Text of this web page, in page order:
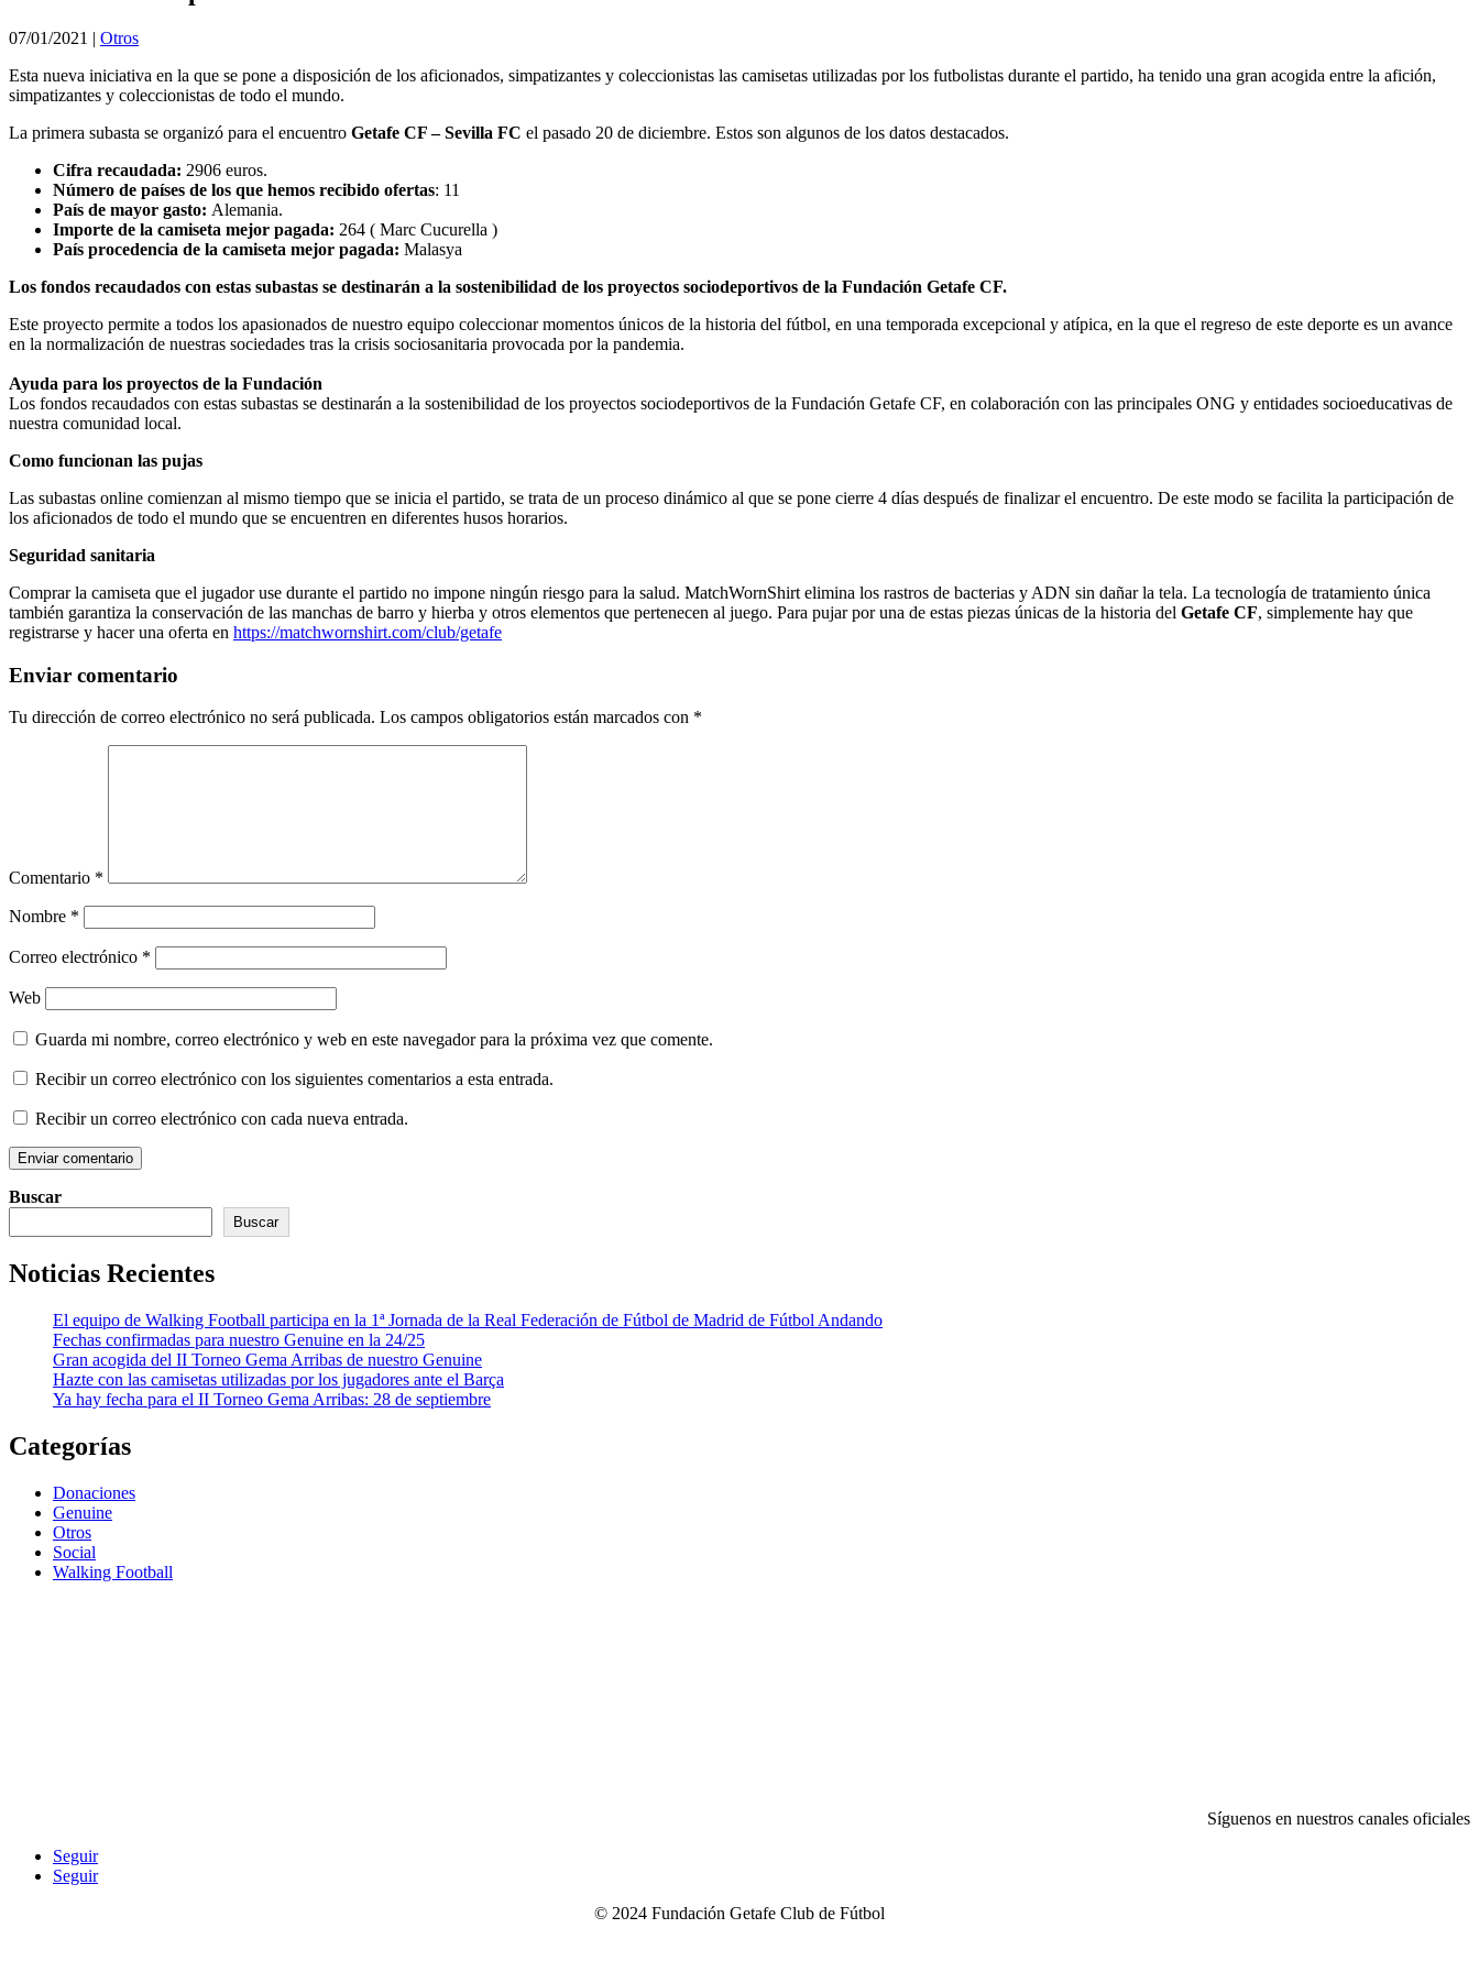
07/01/2021 | Otros
Esta nueva iniciativa en la que se pone a disposición de los aficionados, simpatizantes y coleccionistas las camisetas utilizadas por los futbolistas durante el partido, ha tenido una gran acogida entre la afición,
simpatizantes y coleccionistas de todo el mundo.
La primera subasta se organizó para el encuentro Getafe CF – Sevilla FC el pasado 20 de diciembre. Estos son algunos de los datos destacados.
Cifra recaudada: 2906 euros.
Número de países de los que hemos recibido ofertas: 11
País de mayor gasto: Alemania.
Importe de la camiseta mejor pagada: 264 ( Marc Cucurella )
País procedencia de la camiseta mejor pagada: Malasya
Los fondos recaudados con estas subastas se destinarán a la sostenibilidad de los proyectos sociodeportivos de la Fundación Getafe CF.
Este proyecto permite a todos los apasionados de nuestro equipo coleccionar momentos únicos de la historia del fútbol, en una temporada excepcional y atípica, en la que el regreso de este deporte es un avance
en la normalización de nuestras sociedades tras la crisis sociosanitaria provocada por la pandemia.
Ayuda para los proyectos de la Fundación
Los fondos recaudados con estas subastas se destinarán a la sostenibilidad de los proyectos sociodeportivos de la Fundación Getafe CF, en colaboración con las principales ONG y entidades socioeducativas de
nuestra comunidad local.
Como funcionan las pujas
Las subastas online comienzan al mismo tiempo que se inicia el partido, se trata de un proceso dinámico al que se pone cierre 4 días después de finalizar el encuentro. De este modo se facilita la participación de
los aficionados de todo el mundo que se encuentren en diferentes husos horarios.
Seguridad sanitaria
Comprar la camiseta que el jugador use durante el partido no impone ningún riesgo para la salud. MatchWornShirt elimina los rastros de bacterias y ADN sin dañar la tela. La tecnología de tratamiento única
también garantiza la conservación de las manchas de barro y hierba y otros elementos que pertenecen al juego. Para pujar por una de estas piezas únicas de la historia del Getafe CF, simplemente hay que
registrarse y hacer una oferta en https://matchwornshirt.com/club/getafe
Enviar comentario
Tu dirección de correo electrónico no será publicada. Los campos obligatorios están marcados con *
Comentario *
Nombre *
Correo electrónico *
Web
Guarda mi nombre, correo electrónico y web en este navegador para la próxima vez que comente.
Recibir un correo electrónico con los siguientes comentarios a esta entrada.
Recibir un correo electrónico con cada nueva entrada.
Buscar
Buscar
Noticias Recientes
El equipo de Walking Football participa en la 1ª Jornada de la Real Federación de Fútbol de Madrid de Fútbol Andando
Fechas confirmadas para nuestro Genuine en la 24/25
Gran acogida del II Torneo Gema Arribas de nuestro Genuine
Hazte con las camisetas utilizadas por los jugadores ante el Barça
Ya hay fecha para el II Torneo Gema Arribas: 28 de septiembre
Categorías
Donaciones
Genuine
Otros
Social
Walking Football
Síguenos en nuestros canales oficiales
Seguir
Seguir
© 2024 Fundación Getafe Club de Fútbol